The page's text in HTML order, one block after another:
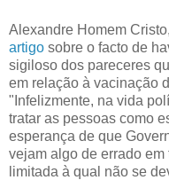
Alexandre Homem
artigo sobre o facto de
sigiloso dos pareceres
em relação à vacinação
"Infelizmente, na vida
tratar as pessoas como
esperança de que
vejam algo de errado
limitada à qual não se